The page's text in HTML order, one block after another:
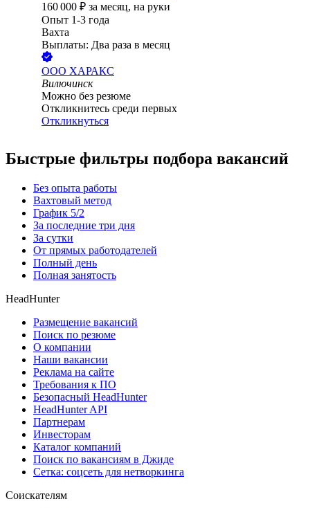
160 000 ₽ за месяц, на руки
Опыт 1-3 года
Вахта
Выплаты: Два раза в месяц
ООО ХАРАКС
Вилючинск
Можно без резюме
Откликнитесь среди первых
Откликнуться
Быстрые фильтры подбора вакансий
Без опыта работы
Вахтовый метод
График 5/2
За последние три дня
За сутки
От прямых работодателей
Полный день
Полная занятость
HeadHunter
Размещение вакансий
Поиск по резюме
О компании
Наши вакансии
Реклама на сайте
Требования к ПО
Безопасный HeadHunter
HeadHunter API
Партнерам
Инвесторам
Каталог компаний
Поиск по вакансиям в Джиде
Сетка: соцсеть для нетворкинга
Соискателям